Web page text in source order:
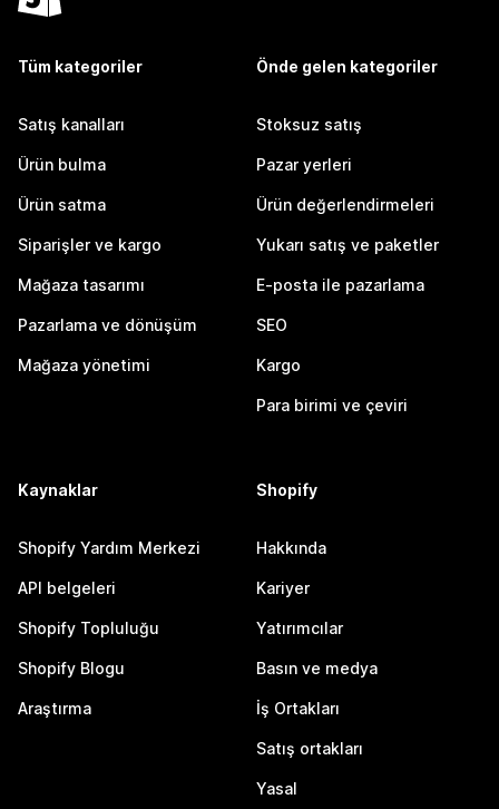
Tüm kategoriler
Satış kanalları
Ürün bulma
Ürün satma
Siparişler ve kargo
Mağaza tasarımı
Pazarlama ve dönüşüm
Mağaza yönetimi
Önde gelen kategoriler
Stoksuz satış
Pazar yerleri
Ürün değerlendirmeleri
Yukarı satış ve paketler
E-posta ile pazarlama
SEO
Kargo
Para birimi ve çeviri
Kaynaklar
Shopify Yardım Merkezi
API belgeleri
Shopify Topluluğu
Shopify Blogu
Araştırma
Shopify
Hakkında
Kariyer
Yatırımcılar
Basın ve medya
İş Ortakları
Satış ortakları
Yasal